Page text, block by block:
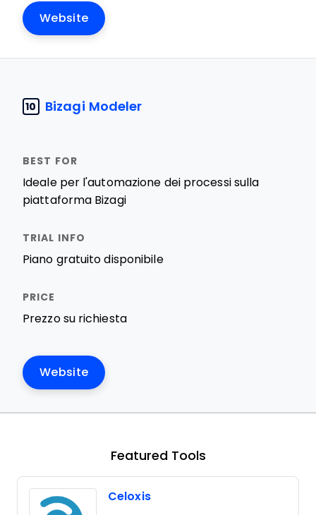
Website
10 Bizagi Modeler
Ideale per l'automazione dei processi sulla
piattaforma Bizagi
Piano gratuito disponibile
Prezzo su richiesta
Website
Featured Tools
Celoxis